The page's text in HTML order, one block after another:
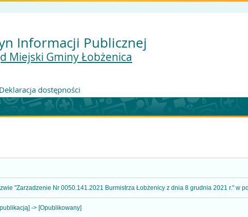
Informacji Publicznej
Miejski Gminy Łobżenica
Deklaracja dostępności
"Zarzadzenie Nr 0050.141.2021 Burmistrza Łobżenicy z dnia 8 grudnia 2021 r." w
-> [Opublikowany]